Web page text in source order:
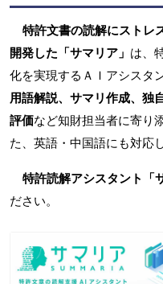
特許文書の読解にストレ
開発した「サマリア」 は、
化を実現するＡＩアシスタ
用語解説、サマリ作成、独
評価など知財担当者に寄り
た、英語・中国語にも対応
特許読解アシスタント「
ださい。